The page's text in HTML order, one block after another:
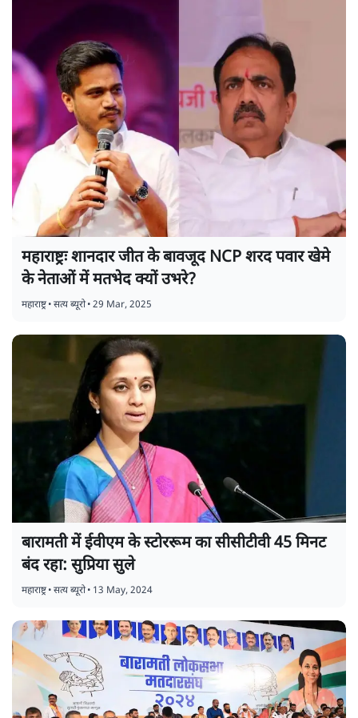
महाराष्ट्रः शानदार जीत के बावजूद NCP शरद पवार खेमे
के नेताओं में मतभेद क्यों उभरे?
महाराष्ट्र•सत्य ब्यूरो•29 Mar, 2025
बारामती में ईवीएम के स्टोररूम का सीसीटीवी 45 मिनट
बंद रहा: सुप्रिया सुले
महाराष्ट्र•सत्य ब्यूरो• 13 May, 2024